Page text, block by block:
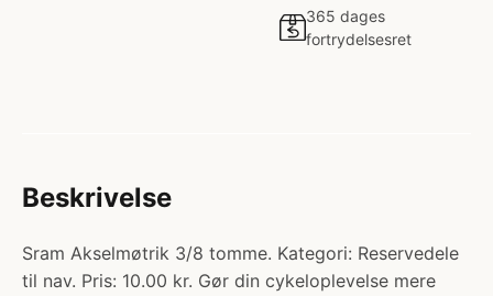
365 dages
fortrydelsesret
Beskrivelse
Sram Akselmøtrik 3/8 tomme. Kategori: Reservedele
til nav. Pris: 10.00 kr. Gør din cykeloplevelse mere